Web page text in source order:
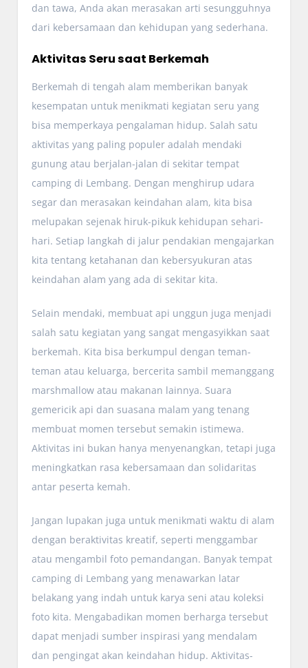
dan tawa, Anda akan merasakan arti sesungguhnya
dari kebersamaan dan kehidupan yang sederhana.
Aktivitas Seru saat Berkemah
Berkemah di tengah alam memberikan banyak
kesempatan untuk menikmati kegiatan seru yang
bisa memperkaya pengalaman hidup. Salah satu
aktivitas yang paling populer adalah mendaki
gunung atau berjalan-jalan di sekitar tempat
camping di Lembang. Dengan menghirup udara
segar dan merasakan keindahan alam, kita bisa
melupakan sejenak hiruk-pikuk kehidupan sehari-
hari. Setiap langkah di jalur pendakian mengajarkan
kita tentang ketahanan dan kebersyukuran atas
keindahan alam yang ada di sekitar kita.
Selain mendaki, membuat api unggun juga menjadi
salah satu kegiatan yang sangat mengasyikkan saat
berkemah. Kita bisa berkumpul dengan teman-
teman atau keluarga, bercerita sambil memanggang
marshmallow atau makanan lainnya. Suara
gemericik api dan suasana malam yang tenang
membuat momen tersebut semakin istimewa.
Aktivitas ini bukan hanya menyenangkan, tetapi juga
meningkatkan rasa kebersamaan dan solidaritas
antar peserta kemah.
Jangan lupakan juga untuk menikmati waktu di alam
dengan beraktivitas kreatif, seperti menggambar
atau mengambil foto pemandangan. Banyak tempat
camping di Lembang yang menawarkan latar
belakang yang indah untuk karya seni atau koleksi
foto kita. Mengabadikan momen berharga tersebut
dapat menjadi sumber inspirasi yang mendalam
dan pengingat akan keindahan hidup. Aktivitas-